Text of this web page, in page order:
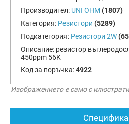
Производител: UNI OHM (1807)
Категория: Резистори (5289)
Подкатегория: Резистори 2W
Описание: резистор
450ppm 56K
Код за поръчка:4922
Изображението е само с